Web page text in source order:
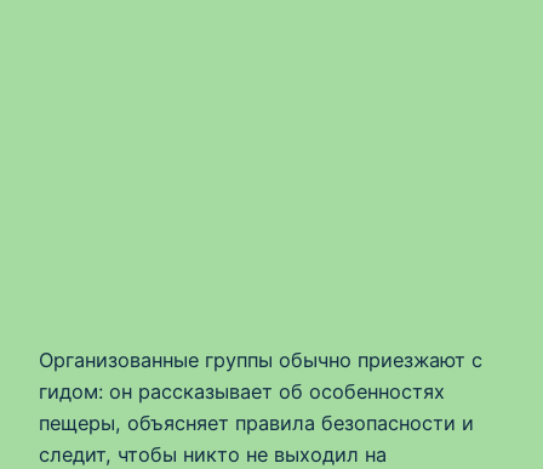
Организованные группы обычно приезжают с
гидом: он рассказывает об особенностях
пещеры, объясняет правила безопасности и
следит, чтобы никто не выходил на